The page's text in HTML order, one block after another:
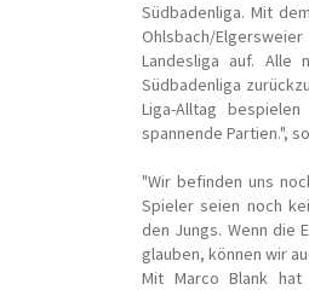
Südbadenliga. Mit
Ohlsbach/
Landesliga auf. Alle
Südbadenliga
Liga-Alltag
spannende Partien.",
"Wir befinden uns
Spieler seien noch
den Jungs. Wenn die
glauben, können wir
Mit Marco Blank